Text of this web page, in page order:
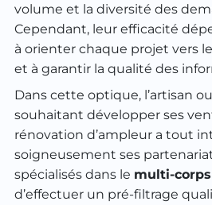
volume et la diversité des
Cependant, leur efficacité
à orienter chaque projet vers
et à garantir la qualité des
Dans cette optique, l’artisan
souhaitant développer ses
rénovation d’ampleur a tout
soigneusement ses
spécialisés dans le multi-corps
d’effectuer un pré-filtrage